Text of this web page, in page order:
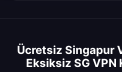
seçebilirsiniz.
gecikme ile.
hub'ıdır. Sunucularımız,
oyun sunucularına 5ms
Singapur, ASEAN'da en
Ücretsiz Singapur
Eksiksiz SG VPN